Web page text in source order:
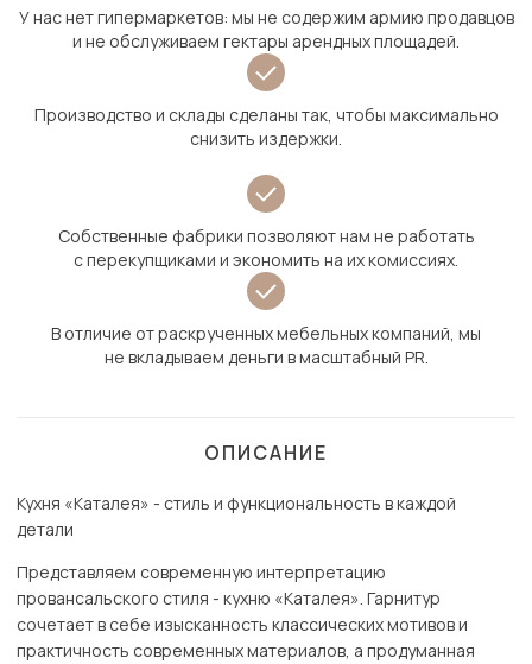
У нас нет гипермаркетов: мы не содержим армию продавцов
и не обслуживаем гектары арендных площадей.
Производство и склады сделаны так, чтобы максимально
снизить издержки.
Собственные фабрики позволяют нам не работать
с перекупщиками и экономить на их комиссиях.
В отличие от раскрученных мебельных компаний, мы
не вкладываем деньги в масштабный PR.
ОПИСАНИЕ
Кухня «Каталея» - стиль и функциональность в каждой
детали
Представляем современную интерпретацию
провансальского стиля - кухню «Каталея». Гарнитур
сочетает в себе изысканность классических мотивов и
практичность современных материалов, а продуманная